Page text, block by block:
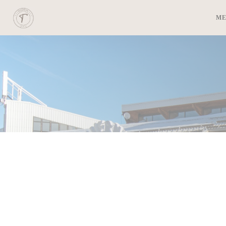
Πίνακας διαχείρισης "Μπισκότων" (Cookies)